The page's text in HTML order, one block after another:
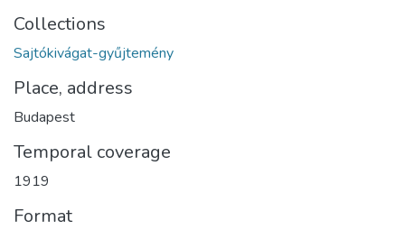
Collections
Sajtókivágat-gyűjtemény
Place, address
Budapest
Temporal coverage
1919
Format